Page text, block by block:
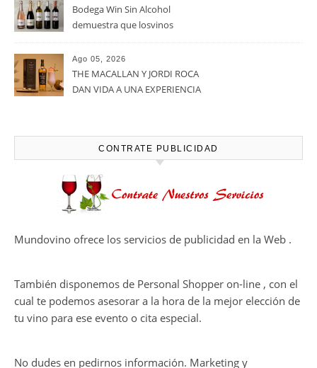
Ago 05, 2026
Bodegas Protos, reconocida
casi un siglo de excelencia
vitivinícola
Ago 05, 2026
Bodega Win Sin Alcohol
en el viñedo
Ago 05, 2026
THE MACALLAN Y JORDI ROCA
DAN VIDA A UNA EXPERIENCIA
SENSORIAL ÚNICA EN EL
CAPÍTULO FINAL DE THE
HARMONY COLLECTION
Mundovino ofrece los servicios de publicidad en la Web .
También disponemos de Personal Shopper on-line , con el